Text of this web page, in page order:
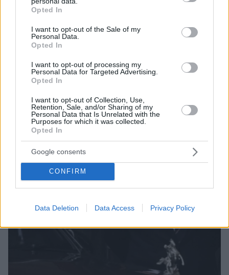
grant or deny consent to Google and its third-party tags to
use your data for below specified purposes in below Google
consent section.
Opted In
I want to opt-out of the Sale of my
Personal Data.
Opted In
I want to opt-out of processing my
Personal Data for Targeted Advertising.
Opted In
I want to opt-out of Collection, Use,
Retention, Sale, and/or Sharing of my
Personal Data that Is Unrelated with the
Purposes for which it was collected.
Opted In
Google consents
CONFIRM
Data Deletion Data Access Privacy Policy
Χωρίς ναυαγοσώστη ήταν το beach bar στην Πάρο
πισίνας: Το χρονικό της τραγωδίας
09.08.2026, 09:28